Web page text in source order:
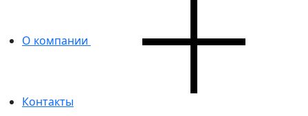
О компании
Контакты